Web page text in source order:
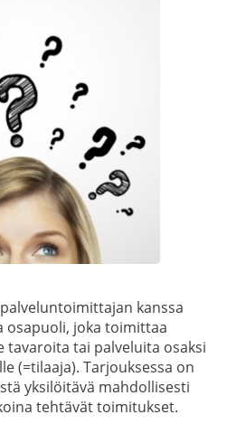
kanssa
osapuoli, joka toimittaa
tai palveluita osaksi
(=tilaaja). Tarjouksessa on
yksilöitävä mahdollisesti
tehtävät toimitukset.